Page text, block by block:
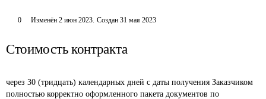
0 Изменён 2 июн 2023. Создан 31 мая 2023
Стоимость контракта
через 30 (тридцать) календарных дней с даты получения Заказчиком
полностью корректно оформленного пакета документов по